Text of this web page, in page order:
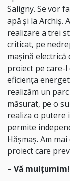
Saligny. Se vor
apă și la Archiș.
realizare a trei
criticat, pe
mașină electrică
proiect pe care-
eficiența
realizăm un
măsurat, pe o
realiza o putere
permite
Hășmaș. Am
proiect care
– Vă mulțumim!